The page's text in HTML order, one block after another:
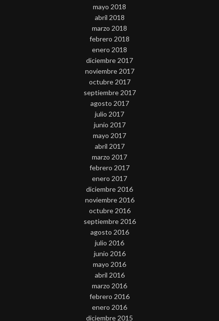
mayo 2018
abril 2018
marzo 2018
febrero 2018
enero 2018
diciembre 2017
noviembre 2017
octubre 2017
septiembre 2017
agosto 2017
julio 2017
junio 2017
mayo 2017
abril 2017
marzo 2017
febrero 2017
enero 2017
diciembre 2016
noviembre 2016
octubre 2016
septiembre 2016
agosto 2016
julio 2016
junio 2016
mayo 2016
abril 2016
marzo 2016
febrero 2016
enero 2016
diciembre 2015